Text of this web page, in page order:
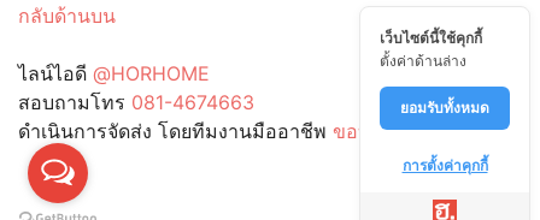
กลับด้านบน
ไลน์ไอดี @HORHOME
สอบถามโทร 081-4674663
ดำเนินการจัดส่ง โดยทีมงานมืออาชีพ ขอบคันหิน.com
เว็บไซต์นี้ใช้คุกกี้
ตั้งค่าด้านล่าง
ยอมรับทั้งหมด
การตั้งค่าคุกกี้